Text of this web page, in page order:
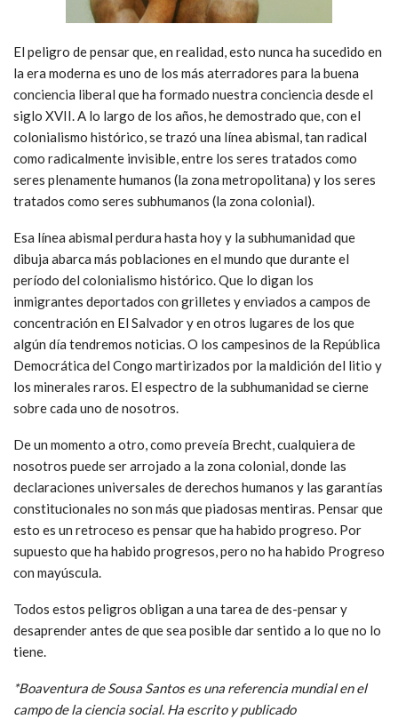
El peligro de pensar que, en realidad, esto nunca ha sucedido en
la era moderna es uno de los más aterradores para la buena
conciencia liberal que ha formado nuestra conciencia desde el
siglo XVII. A lo largo de los años, he demostrado que, con el
colonialismo histórico, se trazó una línea abismal, tan radical
como radicalmente invisible, entre los seres tratados como
seres plenamente humanos (la zona metropolitana) y los seres
tratados como seres subhumanos (la zona colonial).
Esa línea abismal perdura hasta hoy y la subhumanidad que
dibuja abarca más poblaciones en el mundo que durante el
período del colonialismo histórico. Que lo digan los
inmigrantes deportados con grilletes y enviados a campos de
concentración en El Salvador y en otros lugares de los que
algún día tendremos noticias. O los campesinos de la República
Democrática del Congo martirizados por la maldición del litio y
los minerales raros. El espectro de la subhumanidad se cierne
sobre cada uno de nosotros.
De un momento a otro, como preveía Brecht, cualquiera de
nosotros puede ser arrojado a la zona colonial, donde las
declaraciones universales de derechos humanos y las garantías
constitucionales no son más que piadosas mentiras. Pensar que
esto es un retroceso es pensar que ha habido progreso. Por
supuesto que ha habido progresos, pero no ha habido Progreso
con mayúscula.
Todos estos peligros obligan a una tarea de des-pensar y
desaprender antes de que sea posible dar sentido a lo que no lo
tiene.
*Boaventura de Sousa Santos es una referencia mundial en el
campo de la ciencia social. Ha escrito y publicado